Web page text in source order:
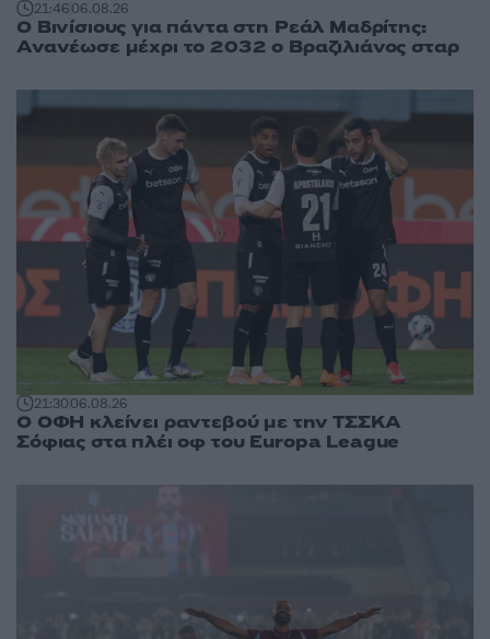
21:4606.08.26
Ο Βινίσιους για πάντα στη Ρεάλ Μαδρίτης:
Ανανέωσε μέχρι το 2032 ο Βραζιλιάνος σταρ
21:3006.08.26
Ο ΟΦΗ κλείνει ραντεβού με την ΤΣΣΚΑ
Σόφιας στα πλέι οφ του Europa League